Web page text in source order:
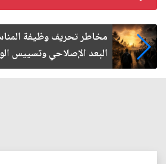
زيارة الأربعين.. من
الفاعلة